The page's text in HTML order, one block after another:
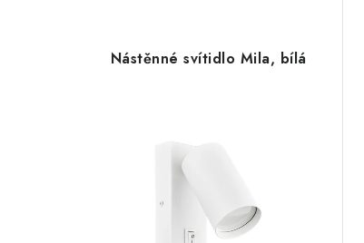
Nástěnné svítidlo Mila, bílá